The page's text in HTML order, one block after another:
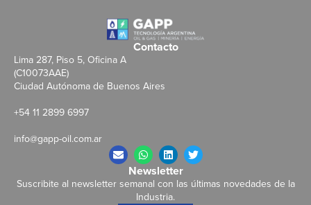
Contacto
Lima 287, Piso 5, Oficina A
(C10073AAE)
Ciudad Autónoma de Buenos Aires
+54 11 2899 6997
info@gapp-oil.com.ar
Newsletter
Suscribite al newsletter semanal con las últimas novedades de la
Industria.